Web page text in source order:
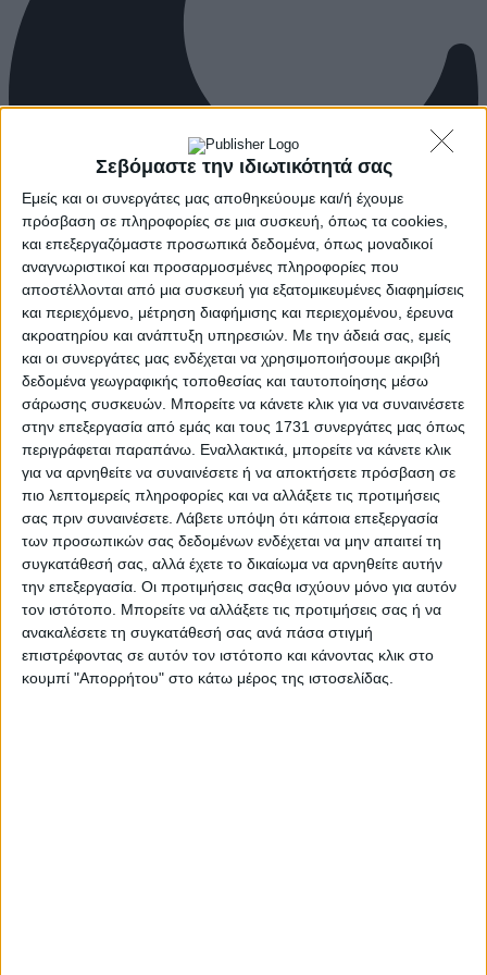
Σεβόμαστε την ιδιωτικότητά σας
Εμείς και οι συνεργάτες μας αποθηκεύουμε και/ή έχουμε
πρόσβαση σε πληροφορίες σε μια συσκευή, όπως τα cookies,
και επεξεργαζόμαστε προσωπικά δεδομένα, όπως μοναδικοί
αναγνωριστικοί και προσαρμοσμένες πληροφορίες που
αποστέλλονται από μια συσκευή για εξατομικευμένες διαφημίσεις
και περιεχόμενο, μέτρηση διαφήμισης και περιεχομένου, έρευνα
ακροατηρίου και ανάπτυξη υπηρεσιών. Με την άδειά σας, εμείς
και οι συνεργάτες μας ενδέχεται να χρησιμοποιήσουμε ακριβή
δεδομένα γεωγραφικής τοποθεσίας και ταυτοποίησης μέσω
σάρωσης συσκευών. Μπορείτε να κάνετε κλικ για να συναινέσετε
στην επεξεργασία από εμάς και τους 1731 συνεργάτες μας όπως
περιγράφεται παραπάνω. Εναλλακτικά, μπορείτε να κάνετε κλικ
για να αρνηθείτε να συναινέσετε ή να αποκτήσετε πρόσβαση σε
πιο λεπτομερείς πληροφορίες και να αλλάξετε τις προτιμήσεις
σας πριν συναινέσετε. Λάβετε υπόψη ότι κάποια επεξεργασία
των προσωπικών σας δεδομένων ενδέχεται να μην απαιτεί τη
συγκατάθεσή σας, αλλά έχετε το δικαίωμα να αρνηθείτε αυτήν
την επεξεργασία. Οι προτιμήσεις σαςθα ισχύουν μόνο για αυτόν
τον ιστότοπο. Μπορείτε να αλλάξετε τις προτιμήσεις σας ή να
ανακαλέσετε τη συγκατάθεσή σας ανά πάσα στιγμή
επιστρέφοντας σε αυτόν τον ιστότοπο και κάνοντας κλικ στο
κουμπί "Απορρήτου" στο κάτω μέρος της ιστοσελίδας.